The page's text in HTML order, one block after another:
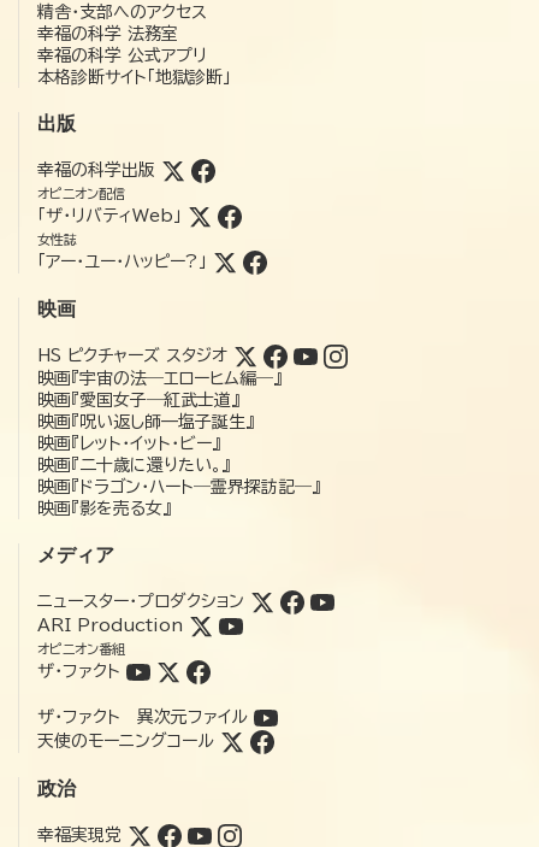
精舎・支部へのアクセス
幸福の科学 法務室
幸福の科学 公式アプリ
本格診断サイト「地獄診断」
出版
幸福の科学出版
オピニオン配信
「ザ・リバティWeb」
女性誌
「アー・ユー・ハッピー?」
映画
HS ピクチャーズ スタジオ
映画『宇宙の法―エローヒム編―』
映画『愛国女子―紅武士道』
映画『呪い返し師—塩子誕生』
映画『レット・イット・ビー』
映画『二十歳に還りたい。』
映画『ドラゴン・ハート―霊界探訪記―』
映画『影を売る女』
メディア
ニュースター・プロダクション
ARI Production
オピニオン番組
ザ・ファクト
ザ・ファクト 異次元ファイル
天使のモーニングコール
政治
幸福実現党